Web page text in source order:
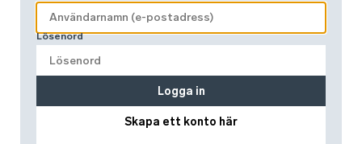
Lösenord
Skapa ett konto här
Logga in